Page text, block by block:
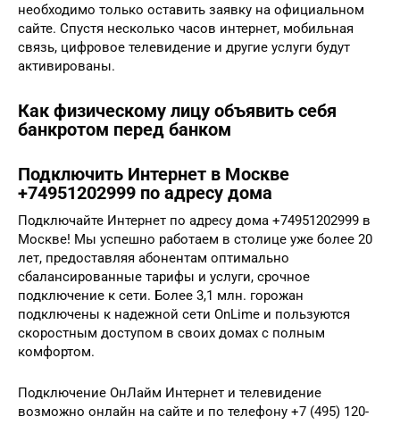
необходимо только оставить заявку на официальном
сайте. Спустя несколько часов интернет, мобильная
связь, цифровое телевидение и другие услуги будут
активированы.
Как физическому лицу объявить себя
банкротом перед банком
Подключить Интернет в Москве
+74951202999 по адресу дома
Подключайте Интернет по адресу дома +74951202999 в
Москве! Мы успешно работаем в столице уже более 20
лет, предоставляя абонентам оптимально
сбалансированные тарифы и услуги, срочное
подключение к сети. Более 3,1 млн. горожан
подключены к надежной сети OnLime и пользуются
скоростным доступом в своих домах с полным
комфортом.
Подключение ОнЛайм Интернет и телевидение
возможно онлайн на сайте и по телефону +7 (495) 120-